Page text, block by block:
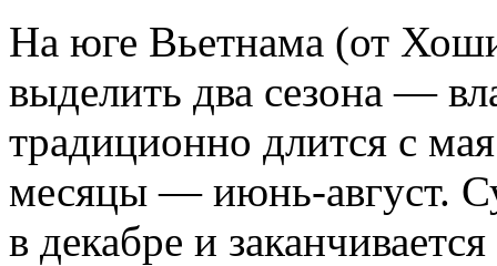
На юге Вьетнама (от
выделить два сезона —
традиционно длится с
месяцы — июнь-август.
в декабре и